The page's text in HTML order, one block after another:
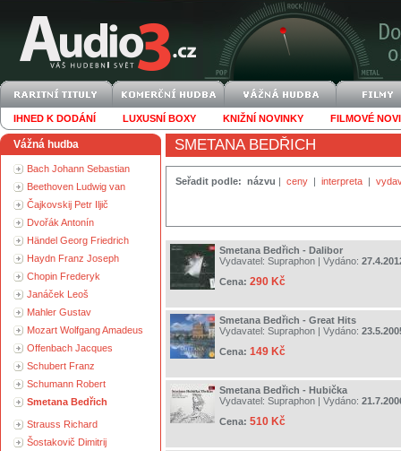
IHNED K DODÁNÍ LUXUSNÍ BOXY KNIŽNÍ NOVINKY FILMOVÉ
Vážná hudba
Bach Johann Sebastian
Beethoven Ludwig van
Čajkovskij Petr Iljič
Dvořák Antonín
Händel Georg Friedrich
Haydn Franz Joseph
Chopin Frederyk
Janáček Leoš
Mahler Gustav
Mozart Wolfgang Amadeus
Offenbach Jacques
Schubert Franz
Schumann Robert
Smetana Bedřich
Strauss Richard
Šostakovič Dimitrij
SMETANA BEDŘICH
Seřadit podle: názvu | ceny | interpreta |
Smetana Bedřich - Dalibor
Vydavatel: Supraphon | Vydáno:
Cena: 290 Kč
Smetana Bedřich - Great Hits
Vydavatel: Supraphon | Vydáno:
Cena: 149 Kč
Smetana Bedřich - Hubička
Vydavatel: Supraphon | Vydáno:
Cena: 510 Kč